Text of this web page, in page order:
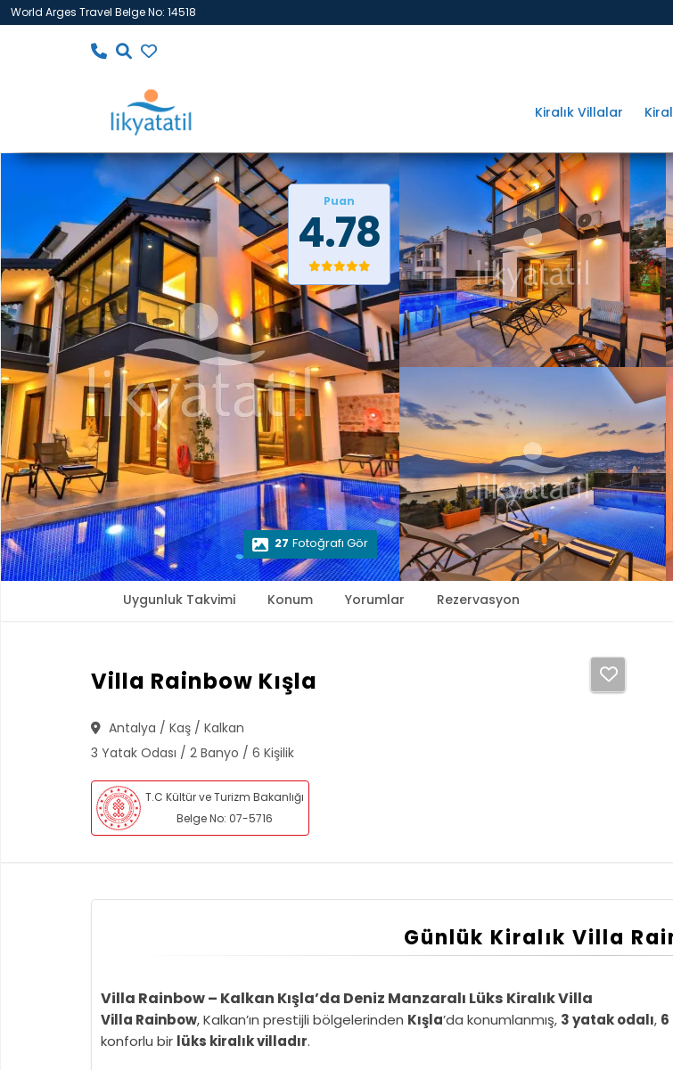
World Arges Travel Belge No: 14518
Kiralık Villalar
Puan
4.78
27 Fotoğrafı Gör
Uygunluk Takvimi Konum Yorumlar Rezervasyon
Villa Rainbow Kışla
Antalya / Kaş / Kalkan
3 Yatak Odası / 2 Banyo / 6 Kişilik
T.C Kültür ve Turizm Bakanlığı
Belge No: 07-5716
Günlük Kiralık Villa
Villa Rainbow – Kalkan Kışla’da Deniz Manzaralı Lüks Kiralık Villa
Villa Rainbow, Kalkan’ın prestijli bölgelerinden Kışla’da konumlanmış, 3 yatak odalı,
konforlu bir lüks kiralık villadır.